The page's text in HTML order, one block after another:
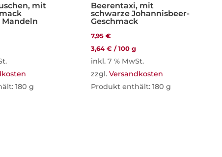
mit
180g
Beerentaxi, mit
schwarze Johannisbeer-
Geschmack
7,95€
3,64€ /100 g
inkl. 7 % MwSt.
zzgl.Versandkosten
Produkt enthält: 180g